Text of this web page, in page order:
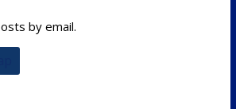
by email.